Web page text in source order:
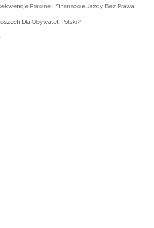
Prawne I Finansowe Jazdy Bez Prawa
Dla Obywateli Polski?